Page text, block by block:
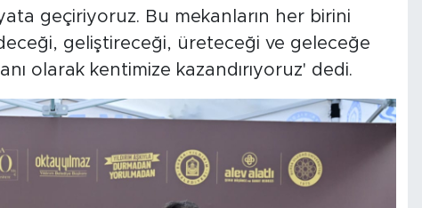
geçiriyoruz. Bu mekanların her birini
geliştireceği, üreteceği ve geleceğe
olarak kentimize kazandırıyoruz' dedi.